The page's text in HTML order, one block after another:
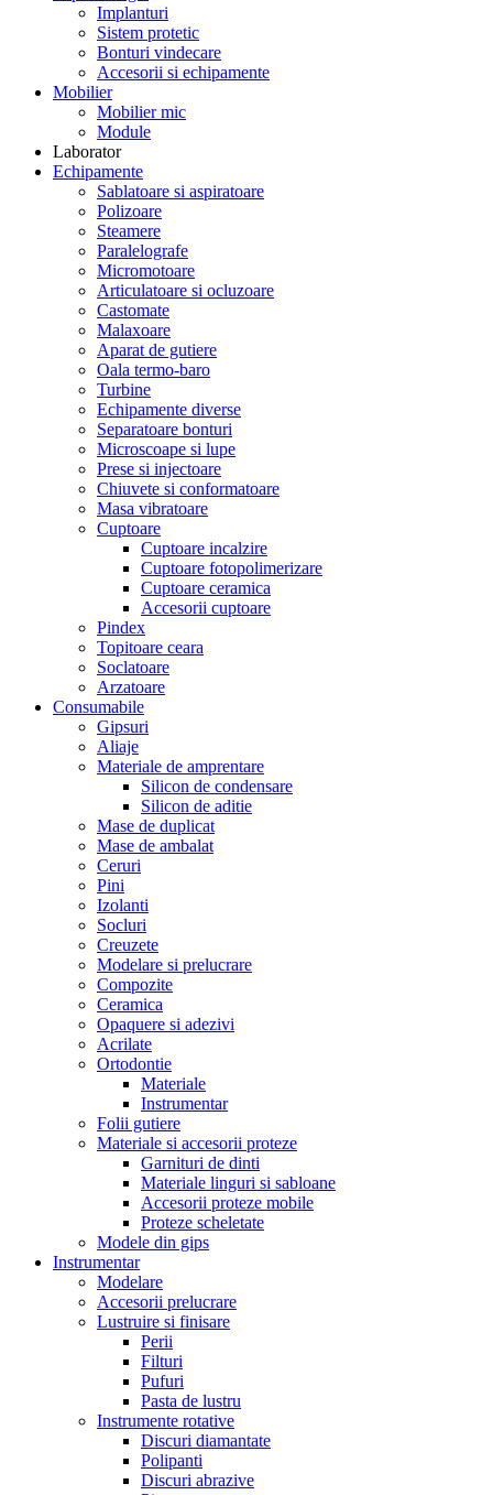
Implanturi
Sistem protetic
Bonturi vindecare
Accesorii si echipamente
Mobilier
Mobilier mic
Module
Laborator
Echipamente
Sablatoare si aspiratoare
Polizoare
Steamere
Paralelografe
Micromotoare
Articulatoare si ocluzoare
Castomate
Malaxoare
Aparat de gutiere
Oala termo-baro
Turbine
Echipamente diverse
Separatoare bonturi
Microscoape si lupe
Prese si injectoare
Chiuvete si conformatoare
Masa vibratoare
Cuptoare
Cuptoare incalzire
Cuptoare fotopolimerizare
Cuptoare ceramica
Accesorii cuptoare
Pindex
Topitoare ceara
Soclatoare
Arzatoare
Consumabile
Gipsuri
Aliaje
Materiale de amprentare
Silicon de condensare
Silicon de aditie
Mase de duplicat
Mase de ambalat
Ceruri
Pini
Izolanti
Socluri
Creuzete
Modelare si prelucrare
Compozite
Ceramica
Opaquere si adezivi
Acrilate
Ortodontie
Materiale
Instrumentar
Folii gutiere
Materiale si accesorii proteze
Garnituri de dinti
Materiale linguri si sabloane
Accesorii proteze mobile
Proteze scheletate
Modele din gips
Instrumentar
Modelare
Accesorii prelucrare
Lustruire si finisare
Perii
Filturi
Pufuri
Pasta de lustru
Instrumente rotative
Discuri diamantate
Polipanti
Discuri abrazive